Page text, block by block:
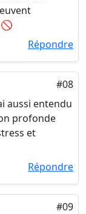
Répondre
#08
aussi entendu
profonde
et
Répondre
#09